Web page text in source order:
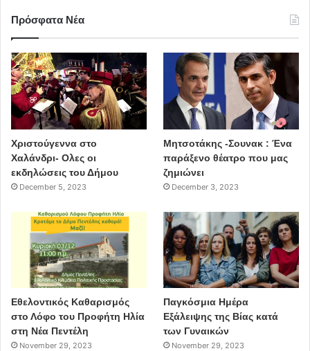
Πρόσφατα Νέα
Χριστούγεννα στο
Χαλάνδρι- Ολες οι
εκδηλώσεις του Δήμου
December 5, 2023
Μητσοτάκης -Σουνακ : Ένα
παράξενο θέατρο που μας
ζημιώνει
December 3, 2023
Εθελοντικός Καθαρισμός
στο Λόφο του Προφήτη Ηλία
στη Νέα Πεντέλη
November 29, 2023
Παγκόσμια Ημέρα
Εξάλειψης της Βίας κατά
των Γυναικών
November 29, 2023